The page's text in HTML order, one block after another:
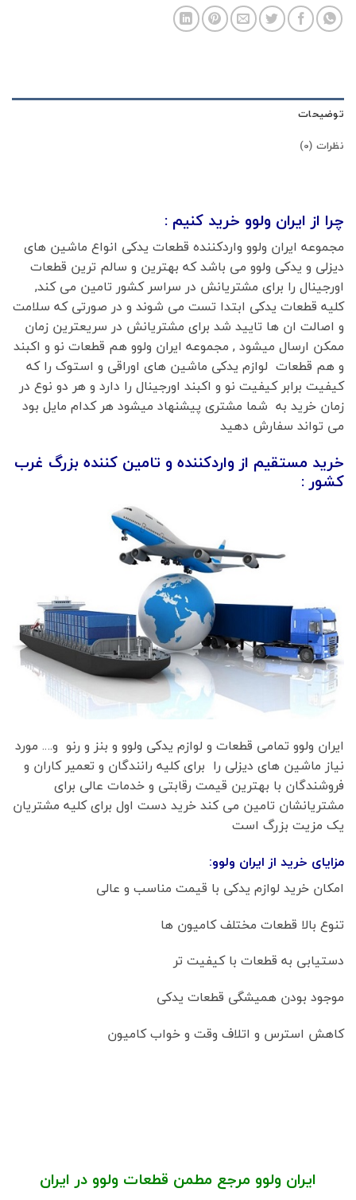
توضیحات
نظرات (0)
چرا از ایران ولوو خرید کنیم :
مجموعه ایران ولوو واردکننده قطعات یدکی انواع ماشین های
دیزلی و یدکی ولوو می باشد که بهترین و سالم ترین قطعات
اورجینال را برای مشتریانش در سراسر کشور تامین می کند,
کلیه قطعات یدکی ابتدا تست می شوند و در صورتی که سلامت
و اصالت ان ها تایید شد برای مشتریانش در سریعترین زمان
ممکن ارسال میشود , مجموعه ایران ولوو هم قطعات نو و اکبند
و هم قطعات لوازم یدکی ماشین های اوراقی و استوک را که
کیفیت برابر کیفیت نو و اکبند اورجینال را دارد و هر دو نوع در
زمان خرید به شما مشتری پیشنهاد میشود هر کدام مایل بود
می تواند سفارش دهید
خرید مستقیم از واردکننده و تامین کننده بزرگ غرب
کشور :
ایران ولوو تمامی قطعات و لوازم یدکی ولوو و بنز و رنو و…. مورد
نیاز ماشین های دیزلی را برای کلیه رانندگان و تعمیر کاران و
فروشندگان با بهترین قیمت رقابتی و خدمات عالی برای
مشتریانشان تامین می کند خرید دست اول برای کلیه مشتریان
یک مزیت بزرگ است
مزایای خرید از ایران ولوو:
امکان خرید لوازم یدکی با قیمت مناسب و عالی
تنوع بالا قطعات مختلف کامیون ها
دستیابی به قطعات با کیفیت تر
موجود بودن همیشگی قطعات یدکی
کاهش استرس و اتلاف وقت و خواب کامیون
ایران ولوو مرجع مطمن قطعات ولوو در ایران